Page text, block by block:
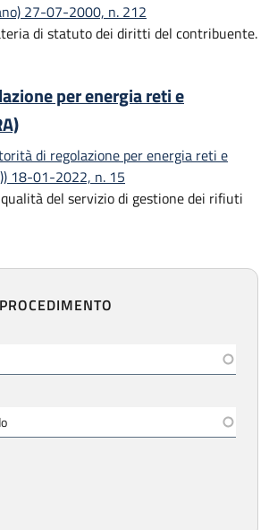
27-07-2000, n. 212
di statuto dei diritti del contribuente.
per energia reti e
di regolazione per energia reti e
18-01-2022, n. 15
del servizio di gestione dei rifiuti